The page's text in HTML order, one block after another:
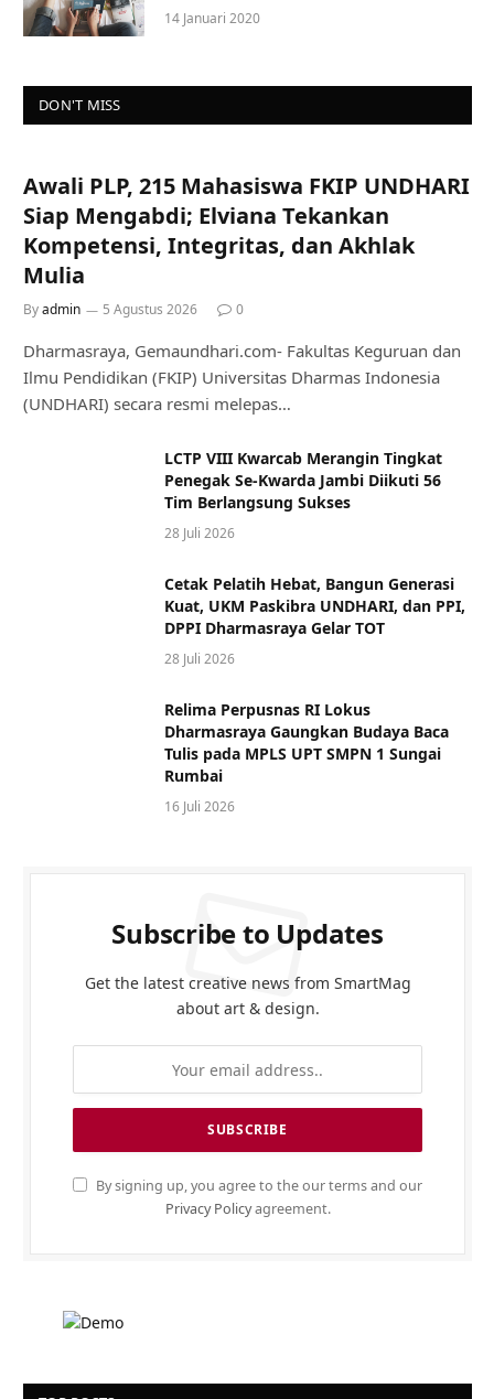
14 Januari 2020
DON'T MISS
Awali PLP, 215 Mahasiswa FKIP UNDHARI
Siap Mengabdi; Elviana Tekankan
Kompetensi, Integritas, dan Akhlak
Mulia
Byadmin 5 Agustus 2026 0
Dharmasraya, Gemaundhari.com- Fakultas Keguruan dan
Ilmu Pendidikan (FKIP) Universitas Dharmas Indonesia
(UNDHARI) secara resmi melepas…
LCTP VIII Kwarcab Merangin Tingkat
Penegak Se-Kwarda Jambi Diikuti 56
Tim Berlangsung Sukses
28 Juli 2026
Cetak Pelatih Hebat, Bangun Generasi
Kuat, UKM Paskibra UNDHARI, dan PPI,
DPPI Dharmasraya Gelar TOT
28 Juli 2026
Relima Perpusnas RI Lokus
Dharmasraya Gaungkan Budaya Baca
Tulis pada MPLS UPT SMPN 1 Sungai
Rumbai
16 Juli 2026
Subscribe to Updates
Get the latest creative news from SmartMag
about art & design.
By signing up, you agree to the our terms and our
Privacy Policyagreement.